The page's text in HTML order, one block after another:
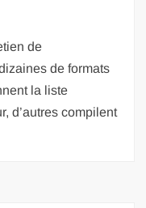
de
de formats
la liste
d’autres compilent